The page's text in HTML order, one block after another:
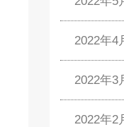
2022年4
2022年3
2022年2